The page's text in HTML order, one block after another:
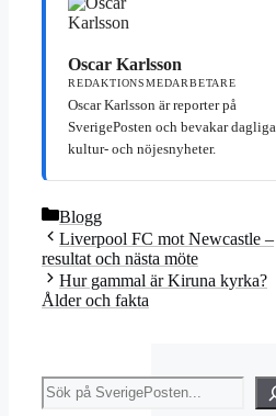
Oscar Karlsson
REDAKTIONSMEDARBETARE
Oscar Karlsson är reporter på
SverigePosten och bevakar dagliga
kultur- och nöjesnyheter.
Kategorier
Blogg
Liverpool FC mot Newcastle –
resultat och nästa möte
Hur gammal är Kiruna kyrka?
Ålder och fakta
Sök